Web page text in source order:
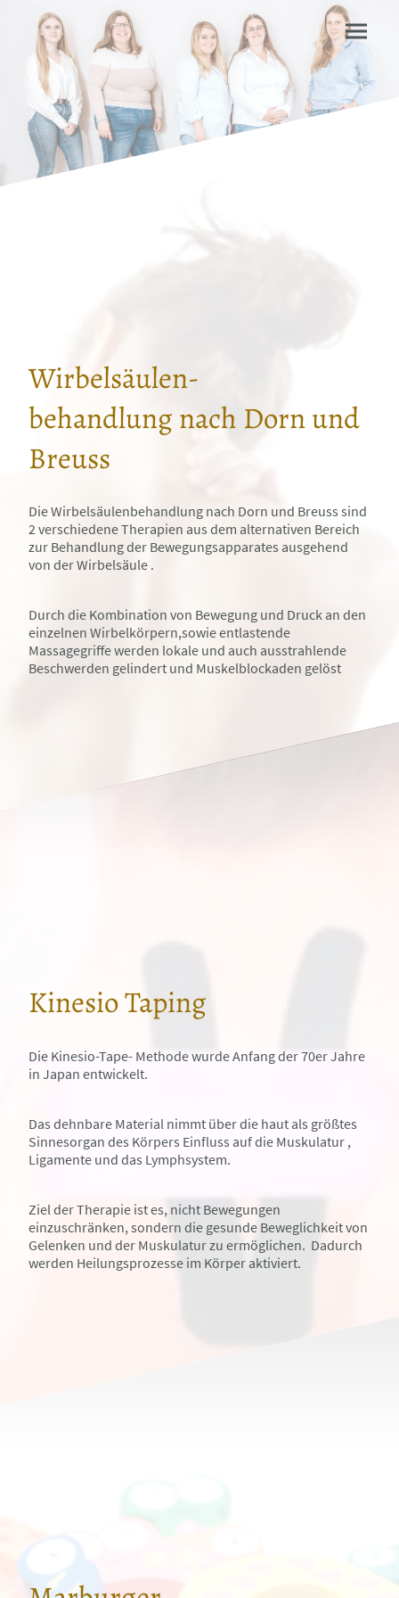
Wirbelsäulen-
behandlung nach Dorn und
Breuss
Die Wirbelsäulenbehandlung nach Dorn und Breuss sind
2 verschiedene Therapien aus dem alternativen Bereich
zur Behandlung der Bewegungsapparates ausgehend
von der Wirbelsäule .
Durch die Kombination von Bewegung und Druck an den
einzelnen Wirbelkörpern,sowie entlastende
Massagegriffe werden lokale und auch ausstrahlende
Beschwerden gelindert und Muskelblockaden gelöst
Kinesio Taping
Die Kinesio-Tape- Methode wurde Anfang der 70er Jahre
in Japan entwickelt.
Das dehnbare Material nimmt über die haut als größtes
Sinnesorgan des Körpers Einfluss auf die Muskulatur ,
Ligamente und das Lymphsystem.
Ziel der Therapie ist es, nicht Bewegungen
einzuschränken, sondern die gesunde Beweglichkeit von
Gelenken und der Muskulatur zu ermöglichen. Dadurch
werden Heilungsprozesse im Körper aktiviert.